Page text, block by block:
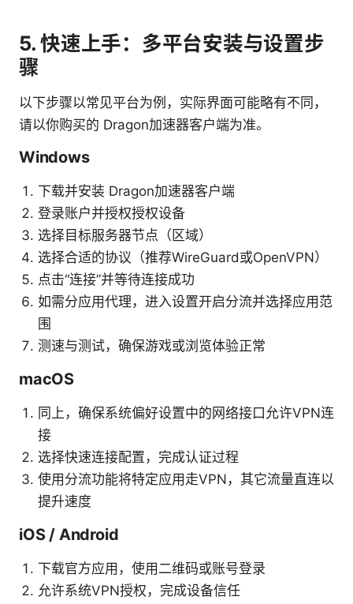
5. 快速上手：多平台安装与设置步
骤
以下步骤以常见平台为例，实际界面可能略有不同，
请以你购买的 Dragon加速器客户端为准。
Windows
下载并安装 Dragon加速器客户端
登录账户并授权授权设备
选择目标服务器节点（区域）
选择合适的协议（推荐WireGuard或OpenVPN）
点击“连接”并等待连接成功
如需分应用代理，进入设置开启分流并选择应用范
围
测速与测试，确保游戏或浏览体验正常
macOS
同上，确保系统偏好设置中的网络接口允许VPN连
接
选择快速连接配置，完成认证过程
使用分流功能将特定应用走VPN，其它流量直连以
提升速度
iOS / Android
下载官方应用，使用二维码或账号登录
允许系统VPN授权，完成设备信任